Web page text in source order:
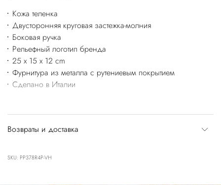
Кожа теленка
Двусторонняя круговая застежка-молния
Боковая ручка
Рельефный логотип бренда
25 x 15 x 12 cm
Фурнитура из металла с рутениевым покрытием
Сделано в Италии
Возвраты и доставка
SKU: PP378R4P-VH